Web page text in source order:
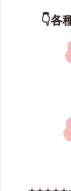
👇各